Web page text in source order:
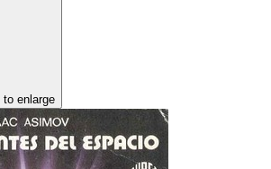
to enlarge